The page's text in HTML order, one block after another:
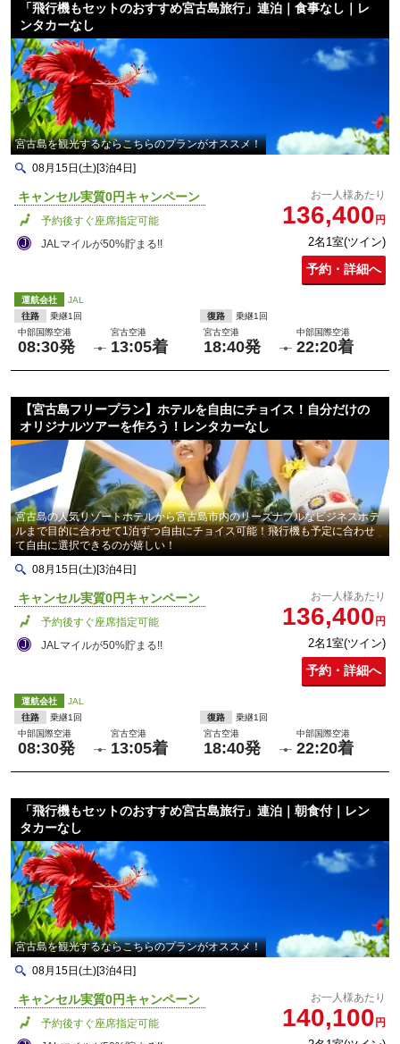
「飛行機もセットのおすすめ宮古島旅行」連泊｜食事なし｜レ
ンタカーなし
宮古島を観光するならこちらのプランがオススメ！
08月15日(土)[3泊4日]
キャンセル実質0円キャンペーン
予約後すぐ座席指定可能
JALマイルが50%貯まる!!
お一人様あたり
136,400 円
2名1室(ツイン)
予約・詳細へ
運航会社
JAL
往路
乗継1回
中部国際空港
08:30発
宮古空港
13:05着
復路
乗継1回
宮古空港
18:40発
中部国際空港
22:20着
【宮古島フリープラン】ホテルを自由にチョイス！自分だけの
オリジナルツアーを作ろう！レンタカーなし
宮古島の人気リゾートホテルから宮古島市内のリーズナブルなビジネスホテ
ルまで目的に合わせて1泊ずつ自由にチョイス可能！飛行機も予定に合わせ
て自由に選択できるのが嬉しい！
08月15日(土)[3泊4日]
キャンセル実質0円キャンペーン
予約後すぐ座席指定可能
JALマイルが50%貯まる!!
お一人様あたり
136,400 円
2名1室(ツイン)
予約・詳細へ
運航会社
JAL
往路
乗継1回
中部国際空港
08:30発
宮古空港
13:05着
復路
乗継1回
宮古空港
18:40発
中部国際空港
22:20着
「飛行機もセットのおすすめ宮古島旅行」連泊｜朝食付｜レン
タカーなし
宮古島を観光するならこちらのプランがオススメ！
08月15日(土)[3泊4日]
キャンセル実質0円キャンペーン
予約後すぐ座席指定可能
お一人様あたり
140,100 円